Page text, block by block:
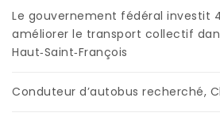
Le gouvernement fédéral investit
améliorer le transport collectif
Haut‑Saint‑François
Conduteur d’autobus recherché,